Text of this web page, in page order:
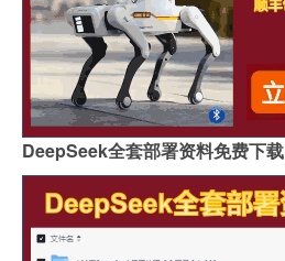
DeepSeek全套部署资料免费下载